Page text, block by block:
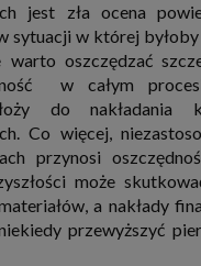
niezbędności danych do
i ewentualnie okres
niż 3 lata, a maksymalnie 10 lat),
danych jest uzasadniony
przez Ciebie skutecznego
danych
mogą powierzać Twoje dane
marketingowym etc.
o powierzenie przetwarzania
odpowiedniego zabezpieczenia
celów.
używamy znaczników
local storage do zbierania i
jest zła ocena
sytuacji w której
warto oszczędzać
w całym
do nakładania
Co więcej,
przynosi
może
a nakłady
przewyższyć